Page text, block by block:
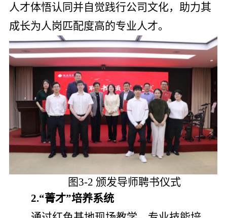
人才体悟认同并自觉践行公司文化，助力其
成长为人岗匹配度高的专业人才。
图3-2 颁发导师聘书仪式
2.“菁才”培养系统